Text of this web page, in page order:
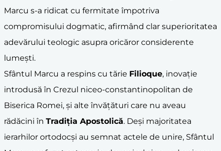
Marcu s-a ridicat cu fermitate împotriva
compromisului dogmatic, afirmând clar superioritatea
adevărului teologic asupra oricăror considerente
lumești.
Sfântul Marcu a respins cu tărie Filioque, inovație
introdusă în Crezul niceo-constantinopolitan de
Biserica Romei, și alte învățături care nu aveau
rădăcini în Tradiția Apostolică. Deși majoritatea
ierarhilor ortodocși au semnat actele de unire, Sfântul